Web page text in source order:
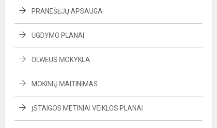
PRANEŠĖJŲ APSAUGA
UGDYMO PLANAI
OLWEUS MOKYKLA
MOKINIŲ MAITINIMAS
ĮSTAIGOS METINIAI VEIKLOS PLANAI